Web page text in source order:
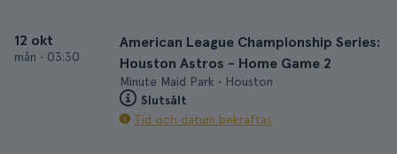
12 okt
mån • 03:30
American League Championship Series:
Houston Astros - Home Game 2
Minute Maid Park • Houston
Slutsålt
Tid och datum bekräftas